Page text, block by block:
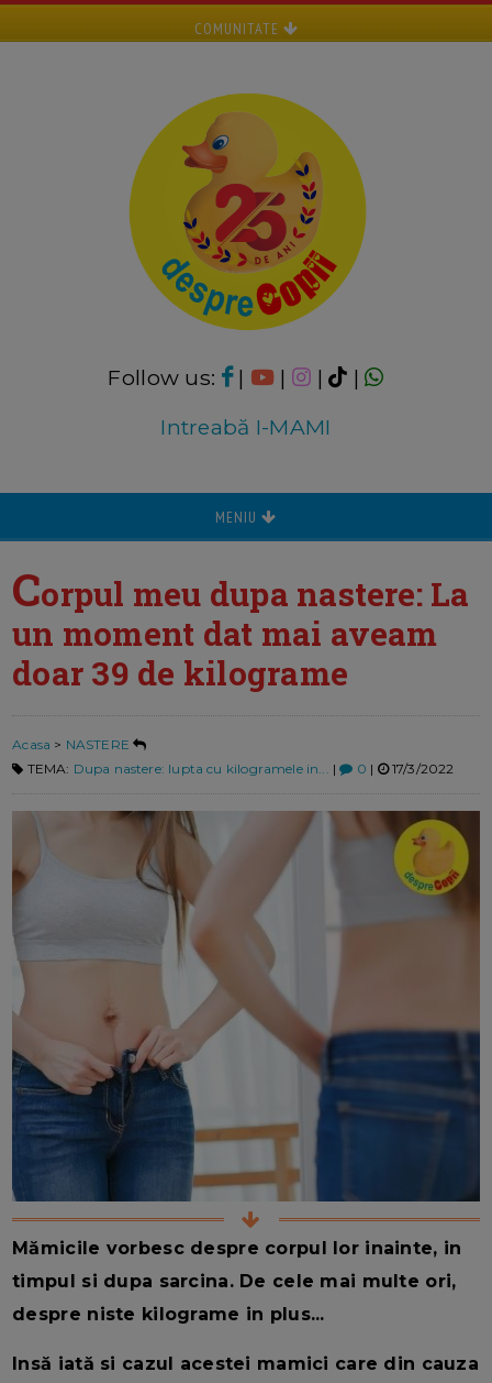
COMUNITATE
Follow us: | | |
|
Intreabă I-MAMI
MENIU
Corpul meu dupa nastere: La
un moment dat mai aveam
doar 39 de kilograme
Acasa > NASTERE
TEMA: Dupa nastere: lupta cu kilogramele in... | 0 | 17/3/2022
Mămicile vorbesc despre corpul lor inainte, in
timpul si dupa sarcina. De cele mai multe ori,
despre niste kilograme in plus...
Insă iată si cazul acestei mamici care din cauza